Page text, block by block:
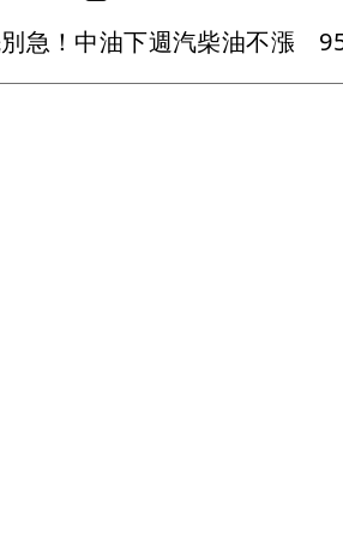
急！中油下週汽柴油不漲